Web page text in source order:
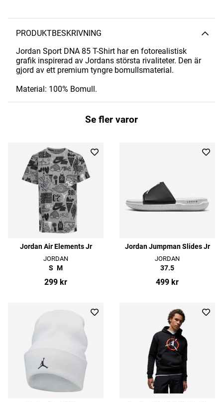
PRODUKTBESKRIVNING
Jordan Sport DNA 85 T-Shirt har en fotorealistisk
grafik inspirerad av Jordans största rivaliteter. Den är
gjord av ett premium tyngre bomullsmaterial.
Material: 100% Bomull.
Se fler varor
Jordan Air Elements Jr
JORDAN
S M
299 kr
Jordan Jumpman Slides Jr
JORDAN
37.5
499 kr